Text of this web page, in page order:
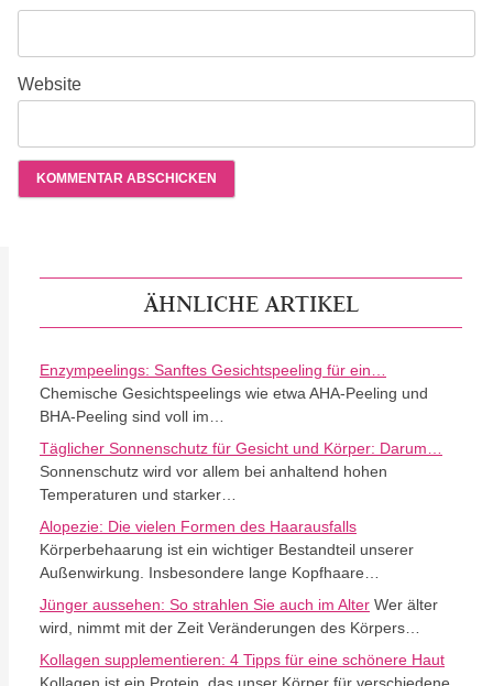
Website
ÄHNLICHE ARTIKEL
Enzympeelings: Sanftes Gesichtspeeling für ein…
Chemische Gesichtspeelings wie etwa AHA-Peeling und
BHA-Peeling sind voll im…
Täglicher Sonnenschutz für Gesicht und Körper: Darum…
Sonnenschutz wird vor allem bei anhaltend hohen
Temperaturen und starker…
Alopezie: Die vielen Formen des Haarausfalls
Körperbehaarung ist ein wichtiger Bestandteil unserer
Außenwirkung. Insbesondere lange Kopfhaare…
Jünger aussehen: So strahlen Sie auch im Alter Wer älter
wird, nimmt mit der Zeit Veränderungen des Körpers…
Kollagen supplementieren: 4 Tipps für eine schönere Haut